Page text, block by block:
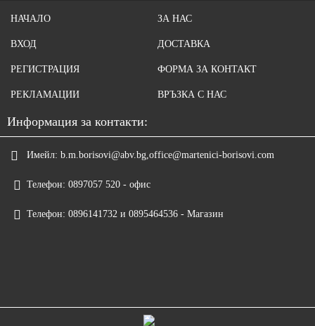
НАЧАЛО
ВХОД
РЕГИСТРАЦИЯ
РЕКЛАМАЦИИ
ЗА НАС
ДОСТАВКА
ФОРМА ЗА КОНТАКТ
ВРЪЗКА С НАС
Информация за контакти:
Имейл: b.m.borisovi@abv.bg,office@martenici-borisovi.com
Телефон: 0897057 520 - офис
Телефон: 0896141732 и 0895464536 - Магазин